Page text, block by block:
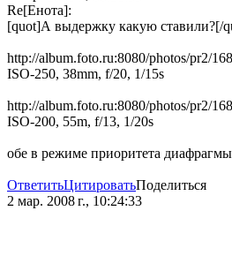
Re[Енота]:
[quot]А выдержку какую ставили?[/
http://album.foto.ru:8080/photos/pr2/
ISO-250, 38mm, f/20, 1/15s
http://album.foto.ru:8080/photos/pr2/
ISO-200, 55m, f/13, 1/20s
обе в режиме приоритета диафрагмы
ОтветитьЦитироватьПоделиться
2 мар. 2008 г., 10:24:33